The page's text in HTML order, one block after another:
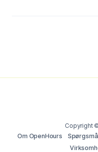
Copyright
Om OpenHours